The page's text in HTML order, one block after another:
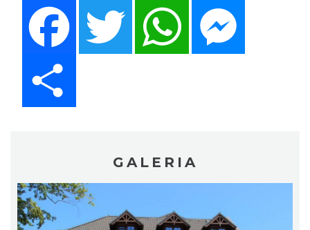
Twitter WhatsApp
GALERIA